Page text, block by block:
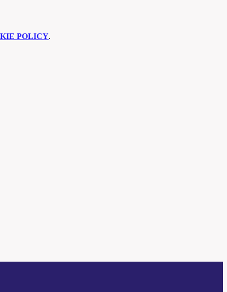
POLICY.